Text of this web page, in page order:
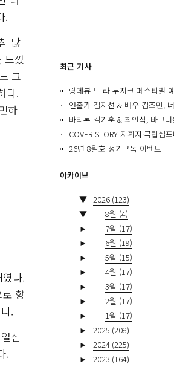
.
많
느꼈
그
다.
하
다.
향
.
심
.
최근 기사
26년 8월호 정기구독 이벤트
아카이브
▼ 2026 (123)
▼
8월 (4)
►
7월 (17)
►
6월 (19)
►
5월 (15)
►
4월 (17)
►
3월 (17)
►
2월 (17)
►
1월 (17)
►
2025 (208)
►
2024 (225)
►
2023 (164)